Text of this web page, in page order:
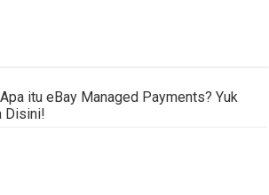
Apa itu eBay Managed Payments? Yuk
Disini!